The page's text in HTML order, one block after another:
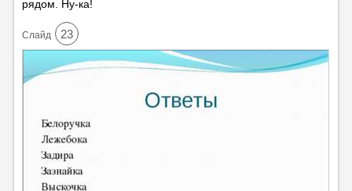
рядом. Ну-ка!
Cлайд 23